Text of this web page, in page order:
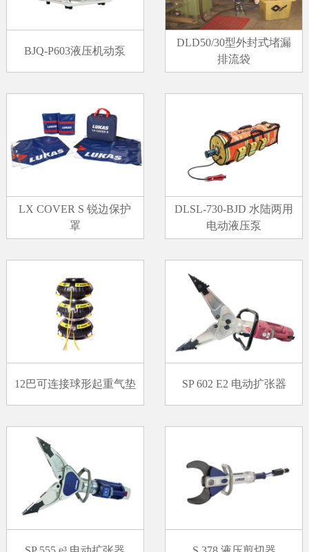
BJQ-P603液压机动泵
DLD50/30型外封式堵漏
排流袋
LX COVER S 锐边保护
罩
DLSL-730-BJD 水陆两用
电动液压泵
12巴可连接球形起重气垫 SP 602 E2 电动扩张器